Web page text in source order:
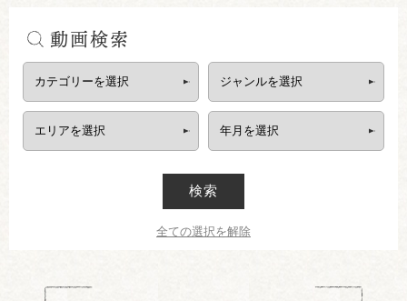
動画検索
検索
全ての選択を解除